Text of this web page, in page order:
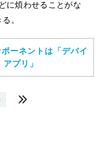
に煩わせることがな
。
ーネントは「デバイ
プリ」